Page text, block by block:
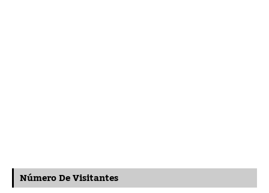
Número De Visitantes